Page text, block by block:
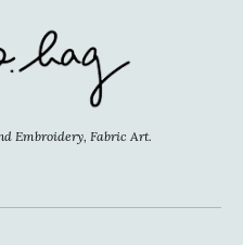
Embroidery, Fabric Art.